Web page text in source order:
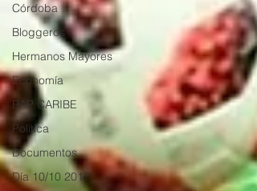
Córdoba
Bloggeros
Hermanos Mayores
Economía
RAP CARIBE
Política
Documentos
Día 10/10 2017